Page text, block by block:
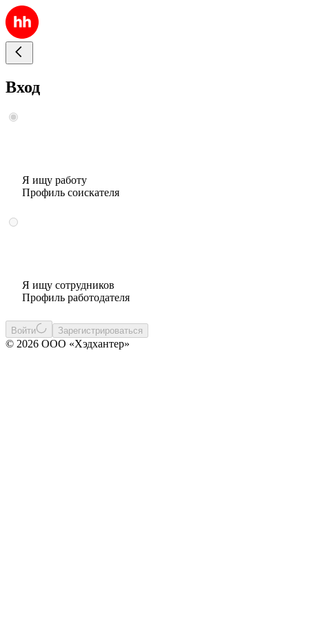
Вход
Я ищу работу
Профиль соискателя
Я ищу сотрудников
Профиль работодателя
Войти Зарегистрироваться
© 2026 ООО «Хэдхантер»